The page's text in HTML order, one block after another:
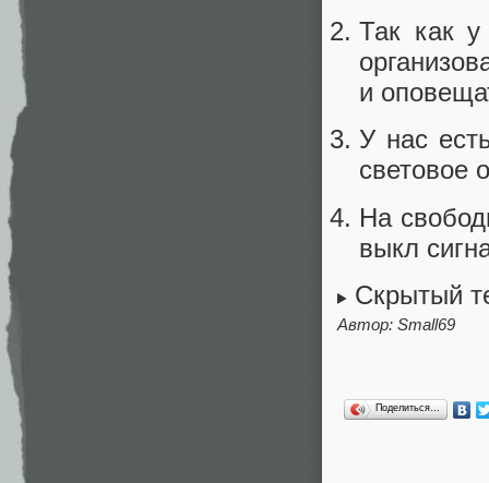
Так как
и
У нас
световое
На
выкл
Скрытый
Автор: Small69
Поделиться…